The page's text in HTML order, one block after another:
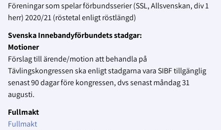
Föreningar som spelar förbundsserier (SSL, Allsvenskan, div 1
herr) 2020/21 (röstetal enligt röstlängd)
Svenska Innebandyförbundets stadgar:
Motioner
Förslag till ärende/motion att behandla på
Tävlingskongressen ska enligt stadgarna vara SIBF tillgänglig
senast 90 dagar före kongressen, dvs senast måndag 31
augusti.
Fullmakt
Fullmakt